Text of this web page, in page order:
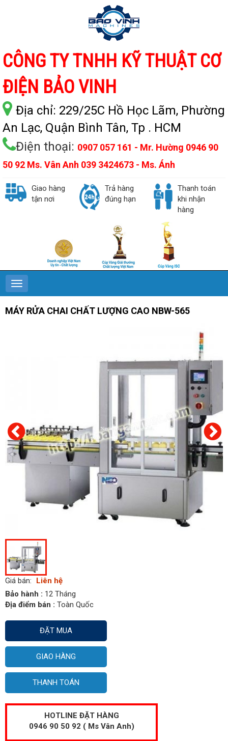
CÔNG TY TNHH KỸ THUẬT CƠ
ĐIỆN BẢO VINH
Địa chỉ: 229/25C Hồ Học Lãm, Phường
An Lạc, Quận Bình Tân, Tp . HCM
Điện thoại: 0907 057 161 - Mr. Hường 0946 90
50 92 Ms. Vân Anh 039 3424673 - Ms. Ánh
Giao hàng
tận nơi
Trả hàng
đúng hạn
Thanh toán
khi nhận
hàng
MÁY RỬA CHAI CHẤT LƯỢNG CAO NBW-565
Giá bán:
Liên hệ
Bảo hành : 12 Tháng
Địa điểm bán : Toàn Quốc
ĐẶT MUA
GIAO HÀNG
THANH TOÁN
HOTLINE ĐẶT HÀNG
0946 90 50 92 ( Ms Vân Anh)